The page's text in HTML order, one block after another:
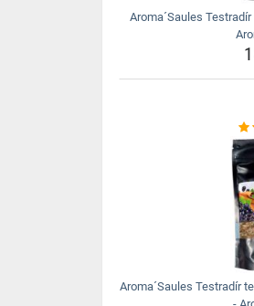
Aroma´Saules
Aroma´Saules Testradír